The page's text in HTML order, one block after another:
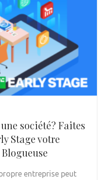
société? Faites
Stage votre
entreprise peut